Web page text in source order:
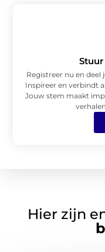
Registreer nu en
Inspireer en verbindt
Jouw stem maakt
Hier zijn